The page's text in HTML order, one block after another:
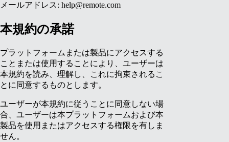
メールアドレス: help@remote.com
本規約の承諾
プラットフォームまたは製品にアクセスする
ことまたは使用することにより、ユーザーは
本規約を読み、理解し、これに拘束されるこ
とに同意するものとします。
ユーザーが本規約に従うことに同意しない場
合、ユーザーは本プラットフォームおよび本
製品を使用またはアクセスする権限を有しま
せん。